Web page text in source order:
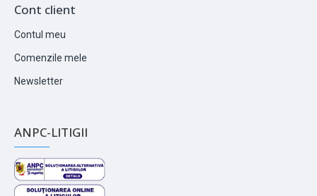
Cont client
Contul meu
Comenzile mele
Newsletter
ANPC-LITIGII